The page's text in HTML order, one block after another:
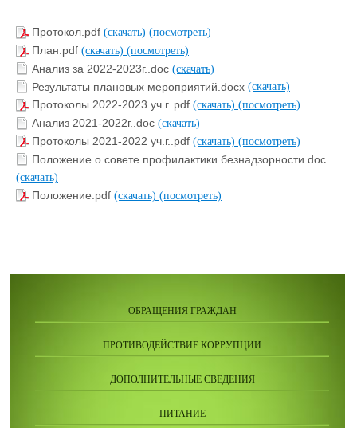
Протокол.pdf (скачать) (посмотреть)
План.pdf (скачать) (посмотреть)
Анализ за 2022-2023г..doc (скачать)
Результаты плановых мероприятий.docx (скачать)
Протоколы 2022-2023 уч.г..pdf (скачать) (посмотреть)
Анализ 2021-2022г..doc (скачать)
Протоколы 2021-2022 уч.г..pdf (скачать) (посмотреть)
Положение о совете профилактики безнадзорности.doc
(скачать)
Положение.pdf (скачать) (посмотреть)
ОБРАЩЕНИЯ ГРАЖДАН
ПРОТИВОДЕЙСТВИЕ КОРРУПЦИИ
ДОПОЛНИТЕЛЬНЫЕ СВЕДЕНИЯ
ПИТАНИЕ